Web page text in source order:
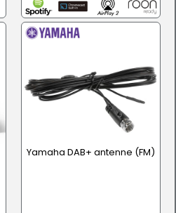
Yamaha DAB+ antenne (FM)